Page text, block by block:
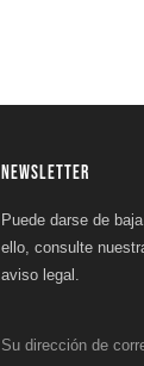
NEWSLETTER
Puede darse de
ello, consulte
aviso legal.